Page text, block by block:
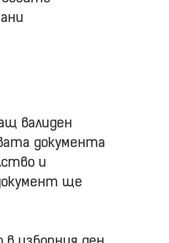
валиден
документа
и
ще